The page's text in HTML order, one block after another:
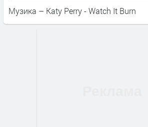
Музика – Katy Perry - Watch It Burn